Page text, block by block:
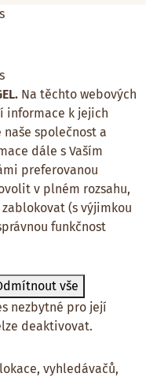
Na těchto webových
informace k jejich
naše společnost a
dále s Vaším
preferovanou
v plném rozsahu,
(s výjimkou
funkčnost
vše
nezbytné pro její
deaktivovat.
vyhledávačů,